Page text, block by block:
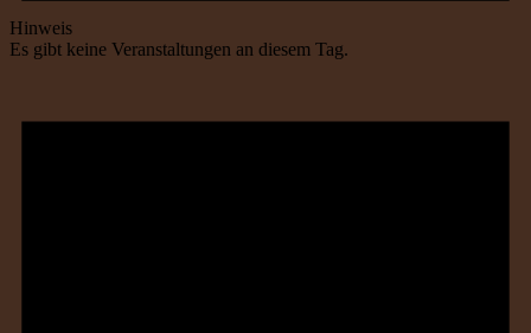
Hinweis
Es gibt keine Veranstaltungen an diesem Tag.